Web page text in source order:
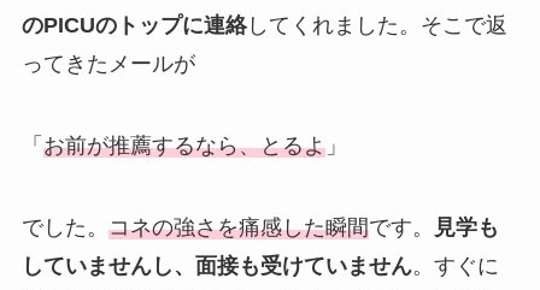
のPICUのトップに連絡してくれました。そこで返
ってきたメールが
「 お前が推薦するなら、とるよ」
でした。 コネの強さを痛感した瞬間です。
見学も
していませんし、面接も受けていません。すぐに